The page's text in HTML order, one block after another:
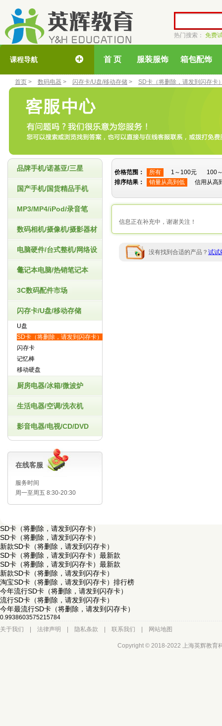
热门搜索： 免费
课程导航 首 页 服装服饰 箱包配饰
首页 > 数码电器 > 闪存卡/U盘/移动存储 > SD卡（将删除，请发到闪存卡
品牌手机/诺基亚/三星
国产手机/国货精品手机
MP3/MP4/iPod/录音笔
数码相机/摄像机/摄影器材
电脑硬件/台式整机/网络设
备
笔记本电脑/热销笔记本
3C数码配件市场
闪存卡/U盘/移动存储
U盘
SD卡（将删除，请发到闪存卡）
闪存卡
记忆棒
移动硬盘
厨房电器/冰箱/微波炉
生活电器/空调/洗衣机
影音电器/电视/CD/DVD
在线客服
服务时间
周一至周五 8:30-20:30
价格范围： 所有 1～100元
100
排序结果：
销量从高到低 信用从高
信息正在补充中，谢谢关注！
没有找到合适的产品？ 试试
SD卡（将删除，请发到闪存卡）
SD卡（将删除，请发到闪存卡）
新款SD卡（将删除，请发到闪存卡）
SD卡（将删除，请发到闪存卡）最新款
SD卡（将删除，请发到闪存卡）最新款
新款SD卡（将删除，请发到闪存卡）
淘宝SD卡（将删除，请发到闪存卡）排行榜
今年流行SD卡（将删除，请发到闪存卡）
流行SD卡（将删除，请发到闪存卡）
今年最流行SD卡（将删除，请发到闪存卡）
0.9938603575215784
关于我们
法律声明 隐私条款 联系我们 网站地图
Copyright © 2018-2022 上海英辉教育